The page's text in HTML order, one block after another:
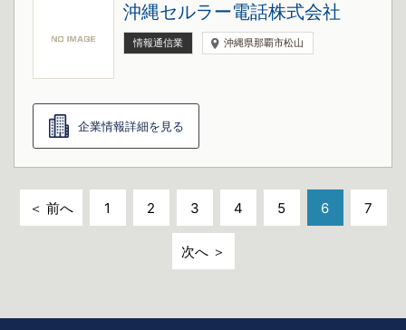
沖縄セルラー電話株式会社
情報通信業 沖縄県那覇市松山
企業情報詳細を見る
＜ 前へ 1 2 3 4 5 6 7
次へ ＞